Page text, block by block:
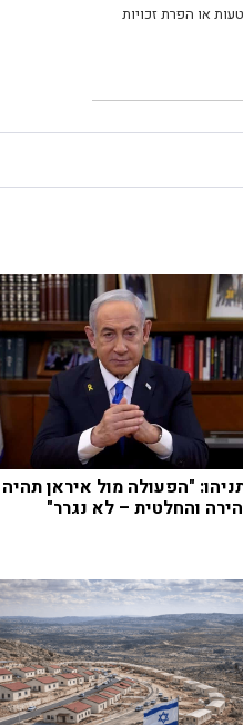
או הפרת זכויות
"הפעולה מול איראן תהיה
והחלטית – לא נגרר"